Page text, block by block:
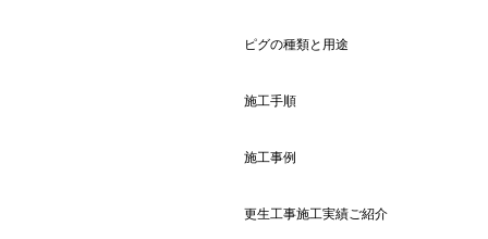
ピグの種類と用途
施工手順
施工事例
更生工事施工実績ご紹介